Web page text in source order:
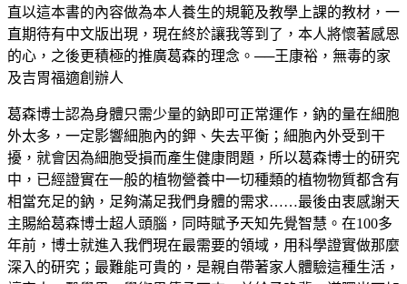
直以這本書的內容做為本人養生的規範及教學上課的教材，一
直期待有中文版出現，現在終於讓我等到了，本人將懷著感恩
的心，之後更積極的推廣葛森的理念。──王康裕，無毒的家
及吉胃福適創辦人
葛森博士認為身體只需少量的鈉即可正常運作，鈉的量在細胞
外太多，一定影響細胞內的鉀、失去平衡；細胞內外受到干
擾，就會因為細胞受損而產生健康問題，所以葛森博士的研究
中，已經證實在一般的植物營養中一切種類的植物物質都含有
相當充足的鈉，足夠滿足我們身體的需求……最後由衷感謝天
主賜給葛森博士超人頭腦，同時賦予天知先覺智慧。在100多
年前，博士就進入我們現在最需要的領域，用科學證實做那麼
深入的研究；最難能可貴的，是親自帶著家人體驗這種生活，